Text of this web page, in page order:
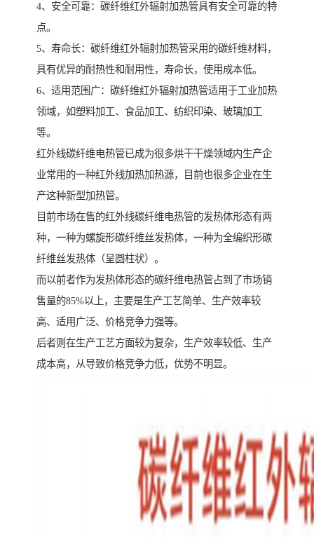
4、安全可靠：碳纤维红外辐射加热管具有安全可靠的特
点。
5、寿命长：碳纤维红外辐射加热管采用的碳纤维材料，
具有优异的耐热性和耐用性，寿命长，使用成本低。
6、适用范围广：碳纤维红外辐射加热管适用于工业加热
领域，如塑料加工、食品加工、纺织印染、玻璃加工
等。
红外线碳纤维电热管已成为很多烘干干燥领域内生产企
业常用的一种红外线加热加热源，目前也很多企业在生
产这种新型加热管。
目前市场在售的红外线碳纤维电热管的发热体形态有两
种，一种为螺旋形碳纤维丝发热体，一种为全编织形碳
纤维丝发热体（呈圆柱状）。
而以前者作为发热体形态的碳纤维电热管占到了市场销
售量的85%以上，主要是生产工艺简单、生产效率较
高、适用广泛、价格竞争力强等。
后者则在生产工艺方面较为复杂，生产效率较低、生产
成本高，从导致价格竞争力低，优势不明显。